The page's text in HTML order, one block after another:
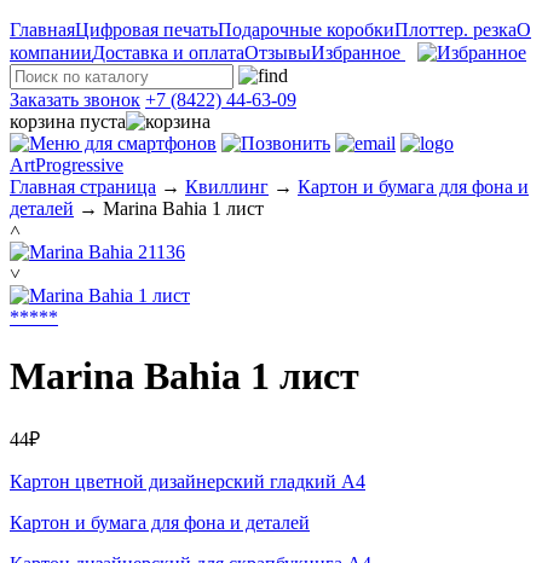
ГлавнаяЦифровая печатьПодарочные коробкиПлоттер. резкаО
компанииДоставка и оплатаОтзывыИзбранное
Заказать звонок +7 (8422) 44-63-09
корзина пуста
ArtProgressive
Главная страница → Квиллинг → Картон и бумага для фона и
деталей → Marina Bahia 1 лист
˄
˅
*****
Marina Bahia 1 лист
44₽
Картон цветной дизайнерский гладкий А4
Картон и бумага для фона и деталей